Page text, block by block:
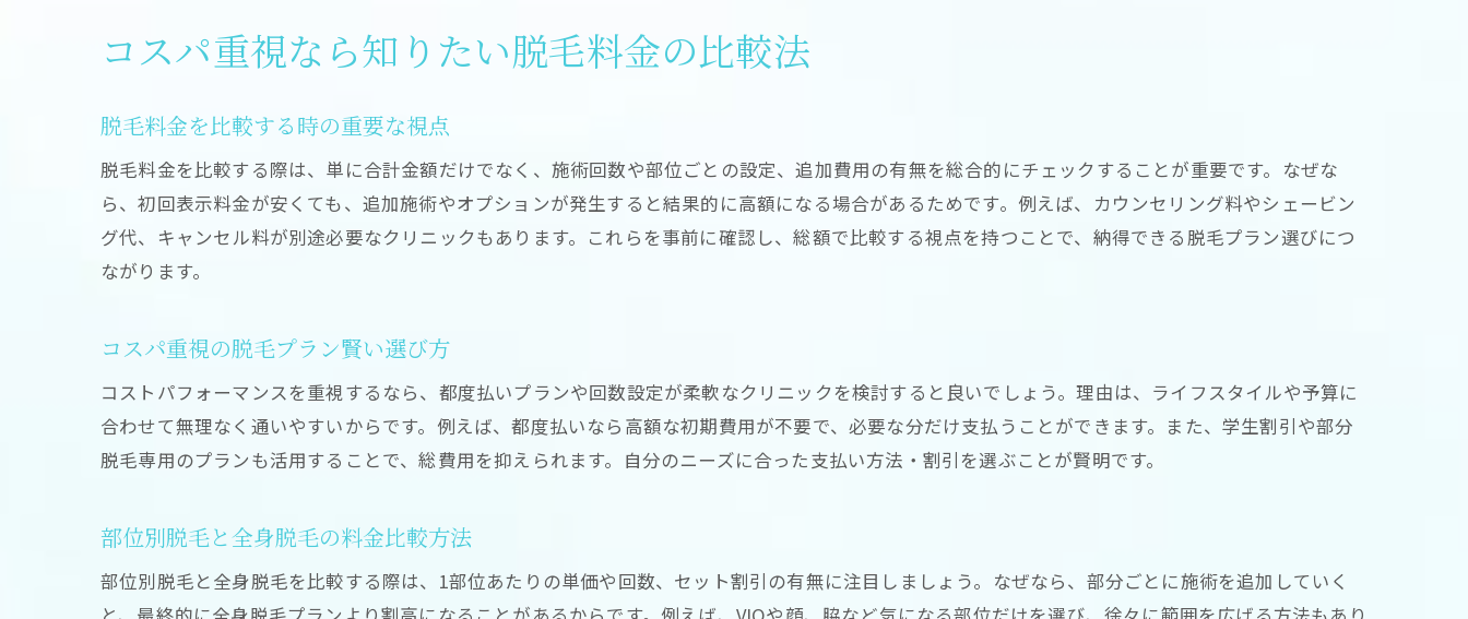
医療脱毛の料金チェックで失敗回避
脱毛効果と料金のバランスを意識しよう
後悔しない脱毛クリニック料金の選び方
口コミでわかる医療脱毛料金の実態
料金と通いやすさで選ぶ脱毛クリニック
自分に合った脱毛料金体系を見極める
最適な脱毛プラン選びのチェックリスト
コスパ重視なら知りたい脱毛料金の比較法
脱毛料金を比較する時の重要な視点
脱毛料金を比較する際は、単に合計金額だけでなく、施術回数や部位ごとの設定、追加費用の有無を総合的にチェックすることが重要です。なぜな
ら、初回表示料金が安くても、追加施術やオプションが発生すると結果的に高額になる場合があるためです。例えば、カウンセリング料やシェービン
グ代、キャンセル料が別途必要なクリニックもあります。これらを事前に確認し、総額で比較する視点を持つことで、納得できる脱毛プラン選びにつ
ながります。
コスパ重視の脱毛プラン賢い選び方
コストパフォーマンスを重視するなら、都度払いプランや回数設定が柔軟なクリニックを検討すると良いでしょう。理由は、ライフスタイルや予算に
合わせて無理なく通いやすいからです。例えば、都度払いなら高額な初期費用が不要で、必要な分だけ支払うことができます。また、学生割引や部分
脱毛専用のプランも活用することで、総費用を抑えられます。自分のニーズに合った支払い方法・割引を選ぶことが賢明です。
部位別脱毛と全身脱毛の料金比較方法
部位別脱毛と全身脱毛を比較する際は、1部位あたりの単価や回数、セット割引の有無に注目しましょう。なぜなら、部分ごとに施術を追加していく